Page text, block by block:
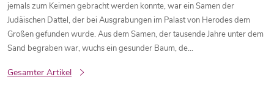
jemals zum Keimen gebracht werden konnte, war ein Samen der
Judäischen Dattel, der bei Ausgrabungen im Palast von Herodes dem
Großen gefunden wurde. Aus dem Samen, der tausende Jahre unter dem
Sand begraben war, wuchs ein gesunder Baum, de...
Gesamter Artikel